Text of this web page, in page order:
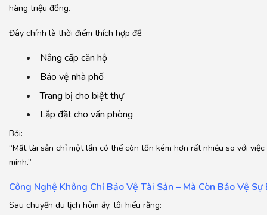
hàng triệu đồng.
Đây chính là thời điểm thích hợp để:
Nâng cấp căn hộ
Bảo vệ nhà phố
Trang bị cho biệt thự
Lắp đặt cho văn phòng
Bởi:
“Mất tài sản chỉ một lần có thể còn tốn kém hơn rất nhiều so với
minh.”
Công Nghệ Không Chỉ Bảo Vệ Tài Sản – Mà Còn Bảo Vệ Sự
Sau chuyến du lịch hôm ấy, tôi hiểu rằng: